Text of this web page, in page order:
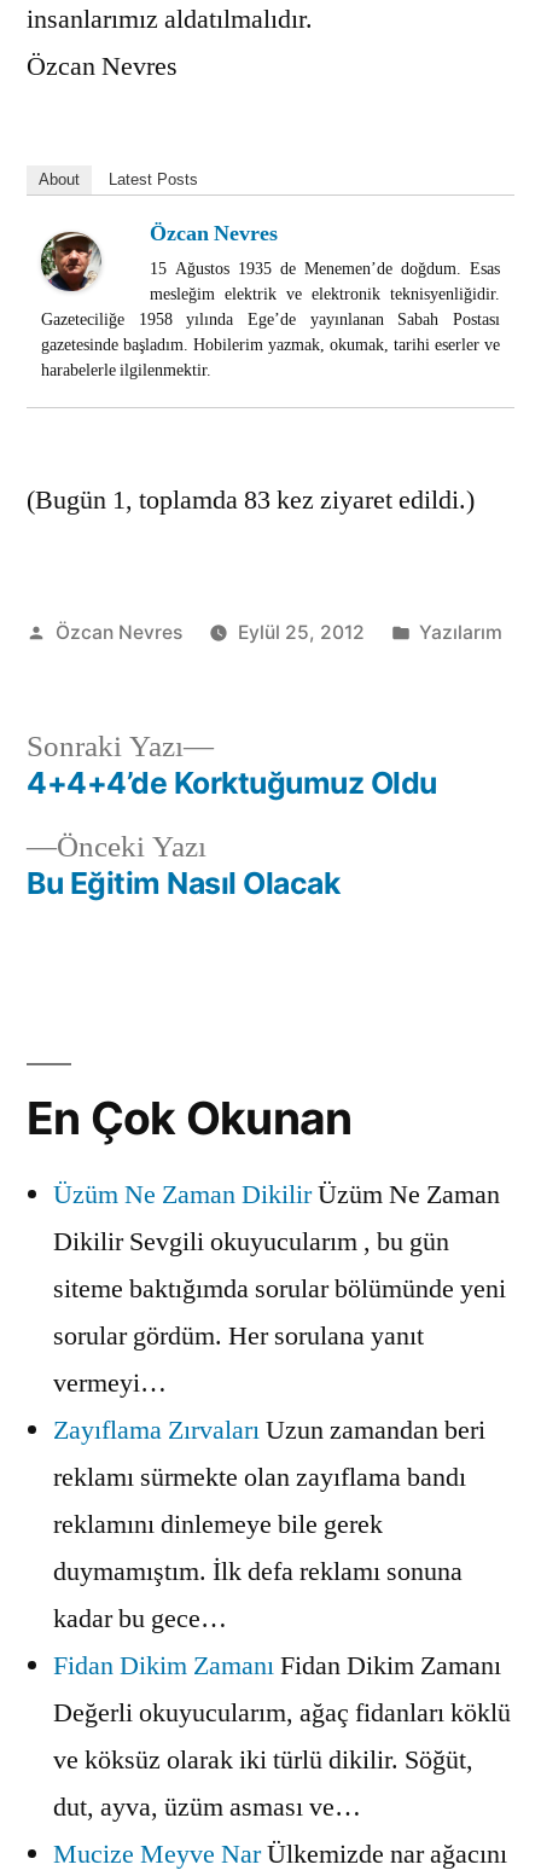
insanlarımız aldatılmalıdır.
Özcan Nevres
About Latest Posts
Özcan Nevres
15 Ağustos 1935 de Menemen’de doğdum. Esas
mesleğim elektrik ve elektronik teknisyenliğidir.
Gazeteciliğe 1958 yılında Ege’de yayınlanan Sabah Postası
gazetesinde başladım. Hobilerim yazmak, okumak, tarihi eserler ve
harabelerle ilgilenmektir.
(Bugün 1, toplamda 83 kez ziyaret edildi.)
Gönderen:
Özcan Nevres Eylül 25, 2012 Kategori:
Yazılarım
Yazı
gezinmesi
Önceki YazıÖnceki
yazı:
Bu Eğitim Nasıl Olacak
Sonraki Yazı
Sonraki
yazı:
4+4+4’de Korktuğumuz Oldu
En Çok Okunan
Üzüm Ne Zaman DikilirÜzüm Ne Zaman
Dikilir Sevgili okuyucularım , bu gün
siteme baktığımda sorular bölümünde yeni
sorular gördüm. Her sorulana yanıt
vermeyi…
Zayıflama ZırvalarıUzun zamandan beri
reklamı sürmekte olan zayıflama bandı
reklamını dinlemeye bile gerek
duymamıştım. İlk defa reklamı sonuna
kadar bu gece…
Fidan Dikim ZamanıFidan Dikim Zamanı
Değerli okuyucularım, ağaç fidanları köklü
ve köksüz olarak iki türlü dikilir. Söğüt,
dut, ayva, üzüm asması ve…
Mucize Meyve NarÜlkemizde nar ağacını